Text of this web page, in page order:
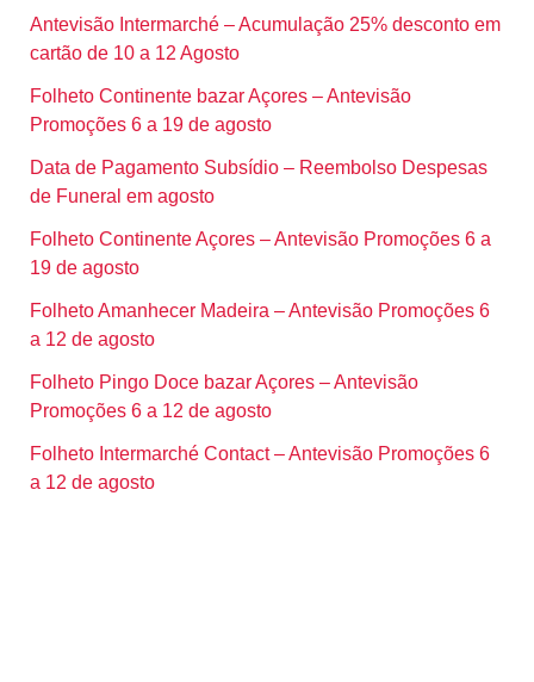
Antevisão Intermarché – Acumulação 25% desconto em
cartão de 10 a 12 Agosto
Folheto Continente bazar Açores – Antevisão
Promoções 6 a 19 de agosto
Data de Pagamento Subsídio – Reembolso Despesas
de Funeral em agosto
Folheto Continente Açores – Antevisão Promoções 6 a
19 de agosto
Folheto Amanhecer Madeira – Antevisão Promoções 6
a 12 de agosto
Folheto Pingo Doce bazar Açores – Antevisão
Promoções 6 a 12 de agosto
Folheto Intermarché Contact – Antevisão Promoções 6
a 12 de agosto